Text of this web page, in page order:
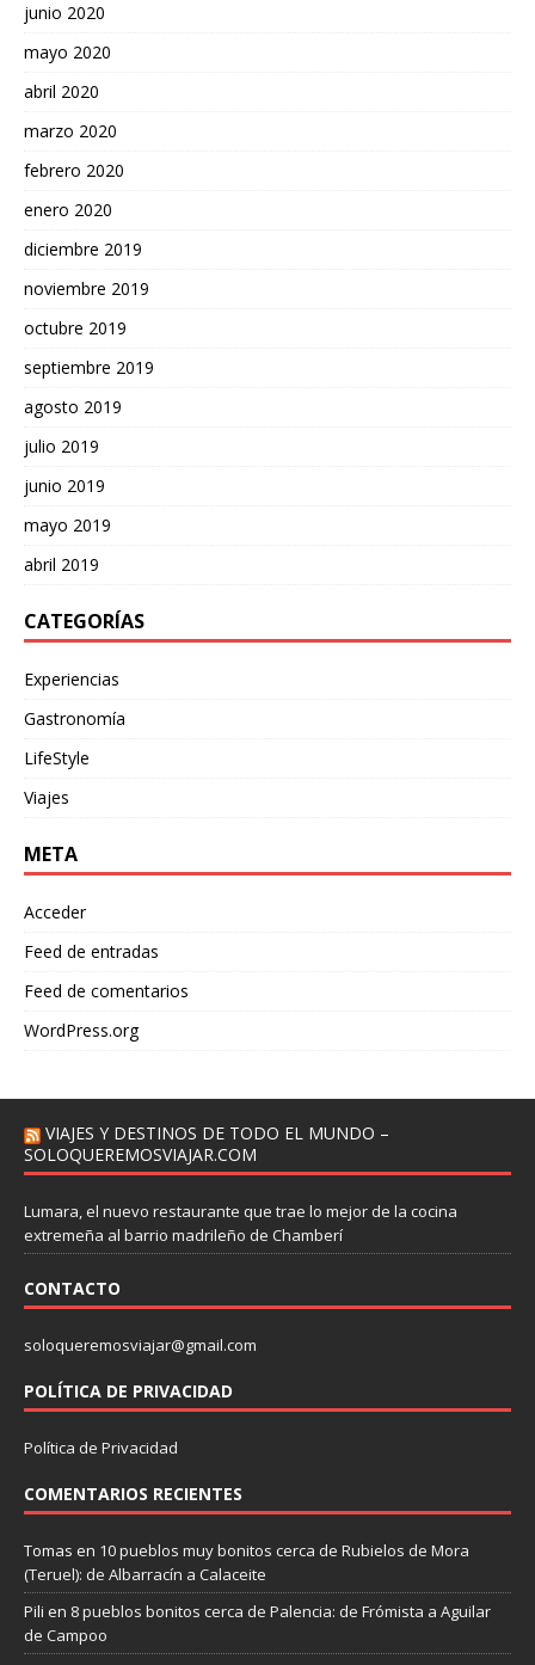
junio 2020
mayo 2020
abril 2020
marzo 2020
febrero 2020
enero 2020
diciembre 2019
noviembre 2019
octubre 2019
septiembre 2019
agosto 2019
julio 2019
junio 2019
mayo 2019
abril 2019
CATEGORÍAS
Experiencias
Gastronomía
LifeStyle
Viajes
META
Acceder
Feed de entradas
Feed de comentarios
WordPress.org
VIAJES Y DESTINOS DE TODO EL MUNDO –
SOLOQUEREMOSVIAJAR.COM
Lumara, el nuevo restaurante que trae lo mejor de la cocina
extremeña al barrio madrileño de Chamberí
CONTACTO
soloqueremosviajar@gmail.com
POLÍTICA DE PRIVACIDAD
Política de Privacidad
COMENTARIOS RECIENTES
Tomas en 10 pueblos muy bonitos cerca de Rubielos de Mora
(Teruel): de Albarracín a Calaceite
Pili en 8 pueblos bonitos cerca de Palencia: de Frómista a Aguilar
de Campoo